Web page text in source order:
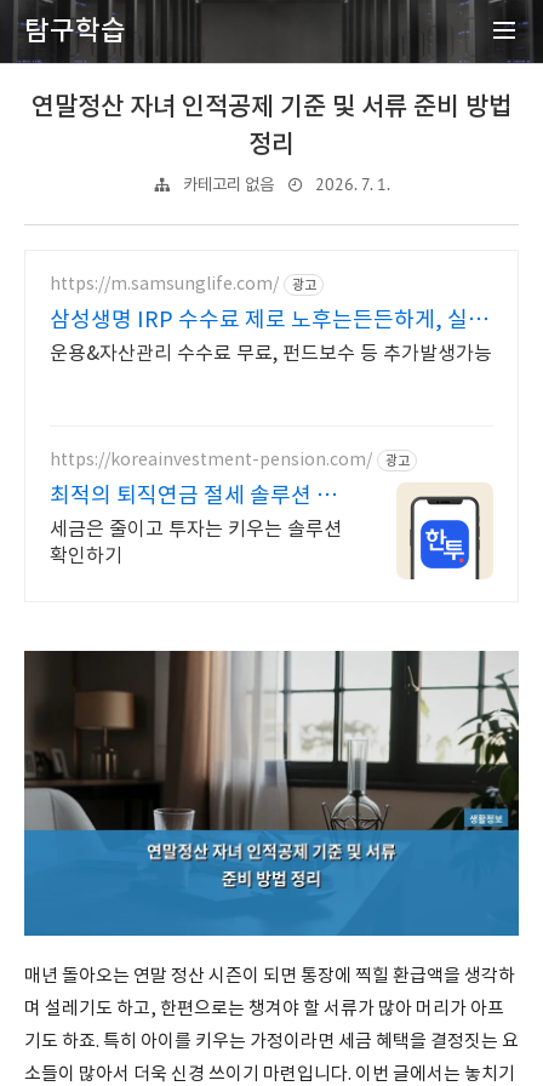
탐구학습
연말정산 자녀 인적공제 기준 및 서류 준비 방법
정리
카테고리 없음 2026. 7. 1.
https://m.samsunglife.com/ 광고
삼성생명 IRP 수수료 제로 노후는든든하게, 실속
은제대로
운용&자산관리 수수료 무료, 펀드보수 등 추가발생가능
https://koreainvestment-pension.com/ 광고
최적의 퇴직연금 절세 솔루션 최
대 148.5만원 절세
세금은 줄이고 투자는 키우는 솔루션
확인하기
매년 돌아오는 연말 정산 시즌이 되면 통장에 찍힐 환급액을 생각하
며 설레기도 하고, 한편으로는 챙겨야 할 서류가 많아 머리가 아프
기도 하죠. 특히 아이를 키우는 가정이라면 세금 혜택을 결정짓는 요
소들이 많아서 더욱 신경 쓰이기 마련입니다. 이번 글에서는 놓치기